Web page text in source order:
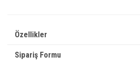
Özellikler
Sipariş Formu